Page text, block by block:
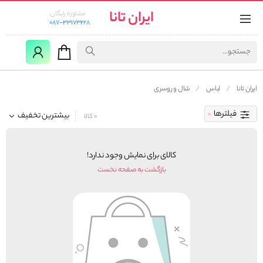
ایران تانا
مشاوره رایگان:
087-33173228
ایران تانا لباس شال و روسری
فیلترها بیشترین تخفیف 0 کالا
کالای برای نمایش وجود ندارد!
بازگشت به صفحه نخست